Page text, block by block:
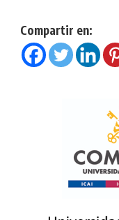
Compartir en: